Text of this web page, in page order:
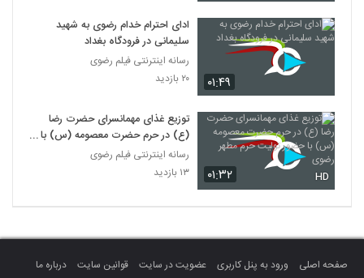
۰۱:۴۹
ادای احترام خدام رضوی به شهید
سلیمانی در فرودگاه بغداد
رسانه اینترنتی فیلم رضوی
۲۰ بازدید
۰۱:۳۲ HD
توزیع غذای مهمانسرای حضرت رضا
(ع) در حرم حضرت معصومه (س) با
حضور تولیت حرم مطهر رضوی
رسانه اینترنتی فیلم رضوی
۱۳ بازدید
صفحه اصلی ورود به پنل کاربری عضویت در سایت قوانین سایت
درباره ما